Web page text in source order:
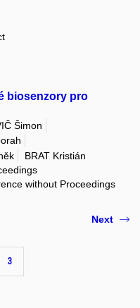
biosenzory pro
Šimon
BRAT Kristián
without Proceedings
3
Next